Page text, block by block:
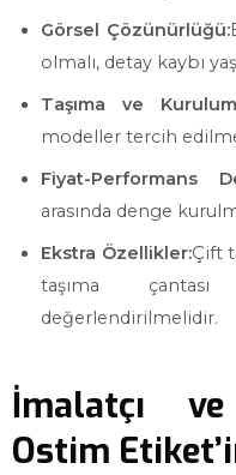
Görsel Çözünürlüğü:
olmalı, detay kaybı
Taşıma ve Kurulum
modeller tercih
Fiyat-Performans
arasında denge
Ekstra Özellikler:Çift
taşıma
değerlendirilmelidir.
İmalatçı
Ostim